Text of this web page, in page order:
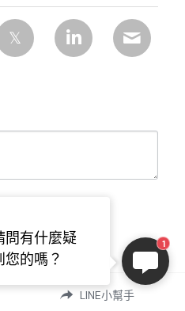
問有什麼疑
您的嗎？
1
LINE小幫手